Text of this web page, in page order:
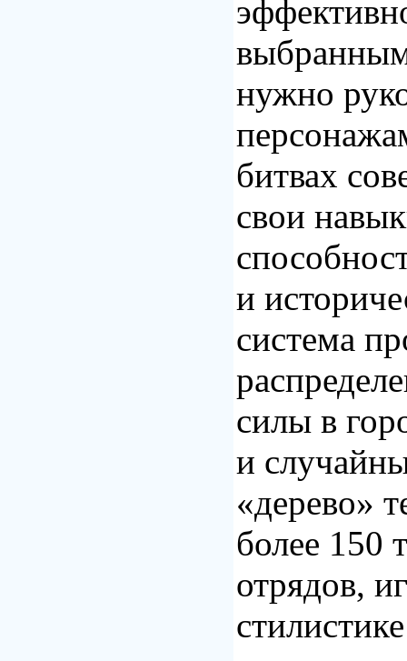
нужно
битвах
свои
и
система
силы в
и
«дерево»
более 150
отрядов,